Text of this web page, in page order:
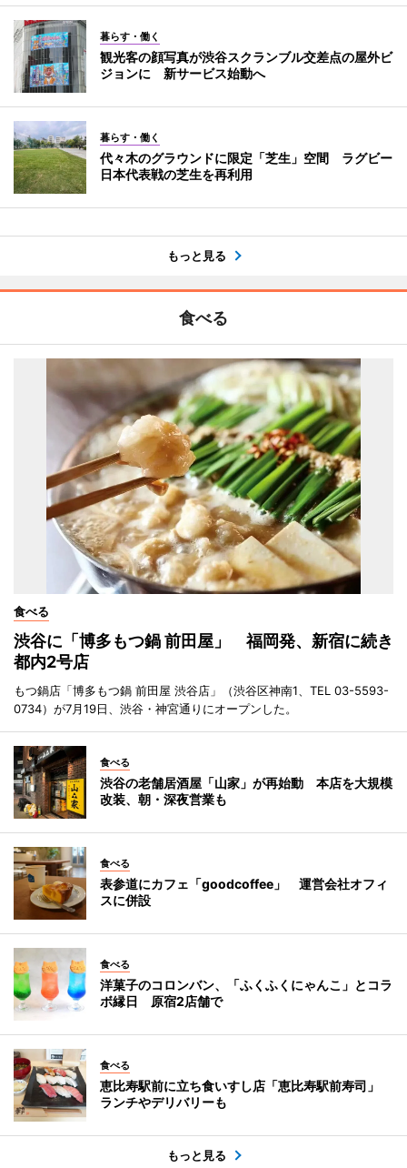
暮らす・働く
観光客の顔写真が渋谷スクランブル交差点の屋外ビ
ジョンに 新サービス始動へ
暮らす・働く
代々木のグラウンドに限定「芝生」空間 ラグビー
日本代表戦の芝生を再利用
もっと見る
食べる
食べる
渋谷に「博多もつ鍋 前田屋」 福岡発、新宿に続き
都内2号店
もつ鍋店「博多もつ鍋 前田屋 渋谷店」（渋谷区神南1、TEL 03-5593-
0734）が7月19日、渋谷・神宮通りにオープンした。
食べる
渋谷の老舗居酒屋「山家」が再始動 本店を大規模
改装、朝・深夜営業も
食べる
表参道にカフェ「goodcoffee」 運営会社オフィ
スに併設
食べる
洋菓子のコロンバン、「ふくふくにゃんこ」とコラ
ボ縁日 原宿2店舗で
食べる
恵比寿駅前に立ち食いすし店「恵比寿駅前寿司」
ランチやデリバリーも
もっと見る